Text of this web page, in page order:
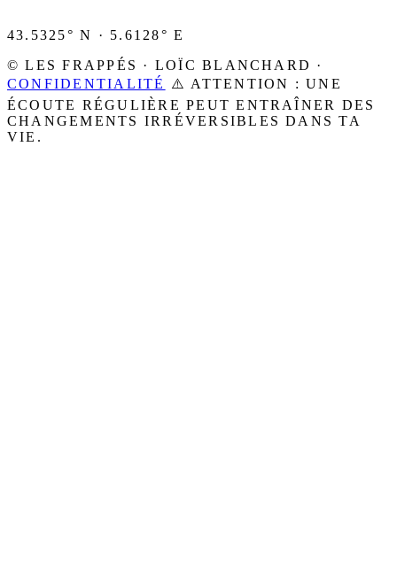
43.5325° N · 5.6128° E
© LES FRAPPÉS · LOÏC BLANCHARD ·
CONFIDENTIALITÉ
⚠️ ATTENTION : UNE
ÉCOUTE RÉGULIÈRE PEUT ENTRAÎNER DES
CHANGEMENTS IRRÉVERSIBLES DANS TA
VIE.